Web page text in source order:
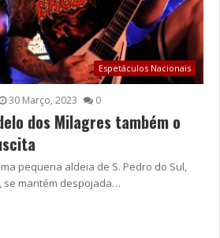
Espetáculos Nacionais
30 Março, 2023 0
dos Milagres também o
pequena aldeia de S. Pedro do Sul,
se mantém despojada…